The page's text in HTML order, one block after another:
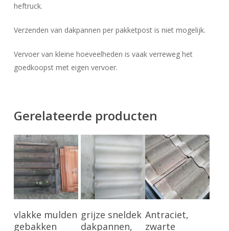
heftruck.
Verzenden van dakpannen per pakketpost is niet mogelijk.
Vervoer van kleine hoeveelheden is vaak verreweg het
goedkoopst met eigen vervoer.
Gerelateerde producten
Bekijk Product
vlakke mulden
gebakken
Bekijk Product
grijze sneldek
dakpannen,
Bekijk Product
Antraciet,
zwarte